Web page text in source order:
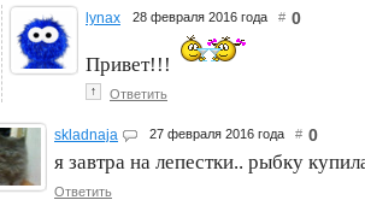
lynax 28 февраля 2016 года # 0
Привет!!!
↑ Ответить
skladnaja 27 февраля 2016 года # 0
я завтра на лепестки.. рыбку
Ответить